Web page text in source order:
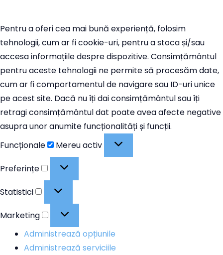
Pentru a oferi cea mai bună experiență, folosim
tehnologii, cum ar fi cookie-uri, pentru a stoca și/sau
accesa informațiile despre dispozitive. Consimțământul
pentru aceste tehnologii ne permite să procesăm date,
cum ar fi comportamentul de navigare sau ID-uri unice
pe acest site. Dacă nu îți dai consimțământul sau îți
retragi consimțământul dat poate avea afecte negative
asupra unor anumite funcționalități și funcții.
Funcționale
Funcționale
Mereu activ
Preferințe Preferințe
Statistici Statistici
Marketing Marketing
Administrează opțiunile
Administrează serviciile